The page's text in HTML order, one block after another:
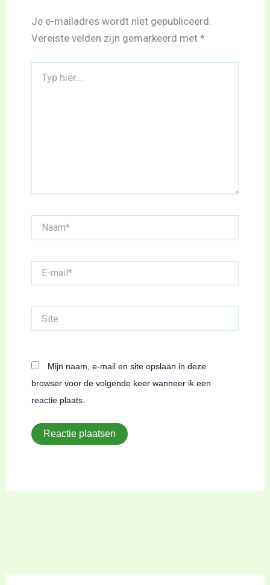
Je e-mailadres wordt niet gepubliceerd.
Vereiste velden zijn gemarkeerd met *
hier...
mail*
Mijn naam, e-mail en site opslaan in deze
browser voor de volgende keer wanneer ik een
reactie plaats.